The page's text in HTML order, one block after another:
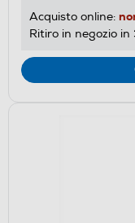
risparmio
energetico
Youreko.
Acquisto online:
Ritiro in negozio